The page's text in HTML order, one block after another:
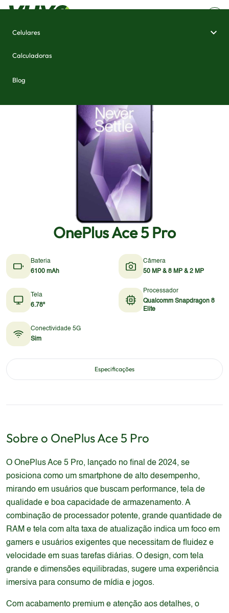
Celulares
Calculadoras
Blog
OnePlus Ace 5 Pro
Bateria
6100 mAh
Câmera
50 MP & 8 MP & 2 MP
Tela
6.78"
Processador
Qualcomm Snapdragon 8
Elite
Conectividade 5G
Sim
Especificações
Sobre o OnePlusAce 5 Pro
O OnePlus Ace 5 Pro, lançado no final de 2024, se
posiciona como um smartphone de alto desempenho,
mirando em usuários que buscam performance, tela de
qualidade e boa capacidade de armazenamento. A
combinação de processador potente, grande quantidade de
RAM e tela com alta taxa de atualização indica um foco em
gamers e usuários exigentes que necessitam de fluidez e
velocidade em suas tarefas diárias. O design, com tela
grande e dimensões equilibradas, sugere uma experiência
imersiva para consumo de mídia e jogos.
Com acabamento premium e atenção aos detalhes, o